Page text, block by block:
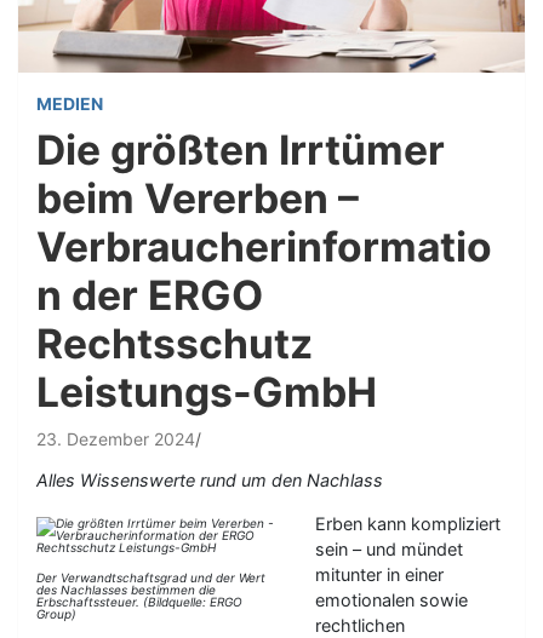
MEDIEN
Die größten Irrtümer
beim Vererben –
Verbraucherinformatio
n der ERGO
Rechtsschutz
Leistungs-GmbH
23. Dezember 2024
Alles Wissenswerte rund um den Nachlass
Der Verwandtschaftsgrad und der Wert
des Nachlasses bestimmen die
Erbschaftssteuer. (Bildquelle: ERGO
Group)
Erben kann kompliziert
sein – und mündet
mitunter in einer
emotionalen sowie
rechtlichen